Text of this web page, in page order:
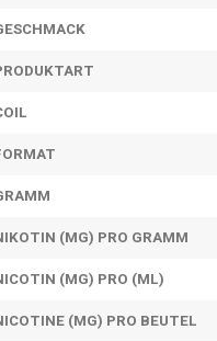
(MG) PRO GRAMM
(MG) PRO (ML)
(MG) PRO BEUTEL